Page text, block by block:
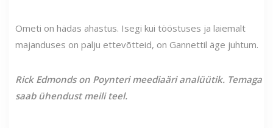
Ometi on hädas ahastus. Isegi kui tööstuses ja laiemalt
majanduses on palju ettevõtteid, on Gannettil äge juhtum.
Rick Edmonds on Poynteri meediaäri analüütik. Temaga
saab ühendust meili teel.